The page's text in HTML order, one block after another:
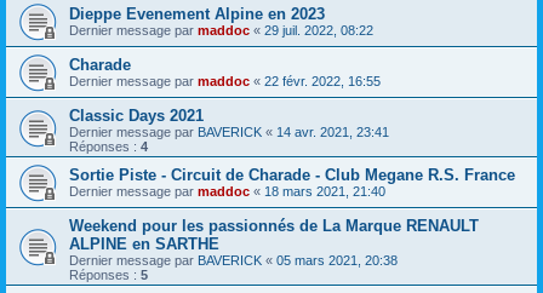
Dieppe Evenement Alpine en 2023
Dernier message par maddoc « 29 juil. 2022, 08:22
Charade
Dernier message par maddoc « 22 févr. 2022, 16:55
Classic Days 2021
Dernier message par BAVERICK « 14 avr. 2021, 23:41
Réponses : 4
Sortie Piste - Circuit de Charade - Club Megane R.S. France
Dernier message par maddoc « 18 mars 2021, 21:40
Weekend pour les passionnés de La Marque RENAULT
ALPINE en SARTHE
Dernier message par BAVERICK « 05 mars 2021, 20:38
Réponses : 5